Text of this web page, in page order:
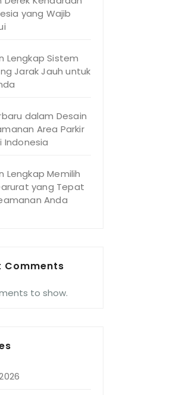
yang Wajib
Lengkap Sistem
Jarak Jauh untuk
dalam Desain
Area Parkir
Indonesia
Lengkap Memilih
yang Tepat
Anda
Comments
to show.